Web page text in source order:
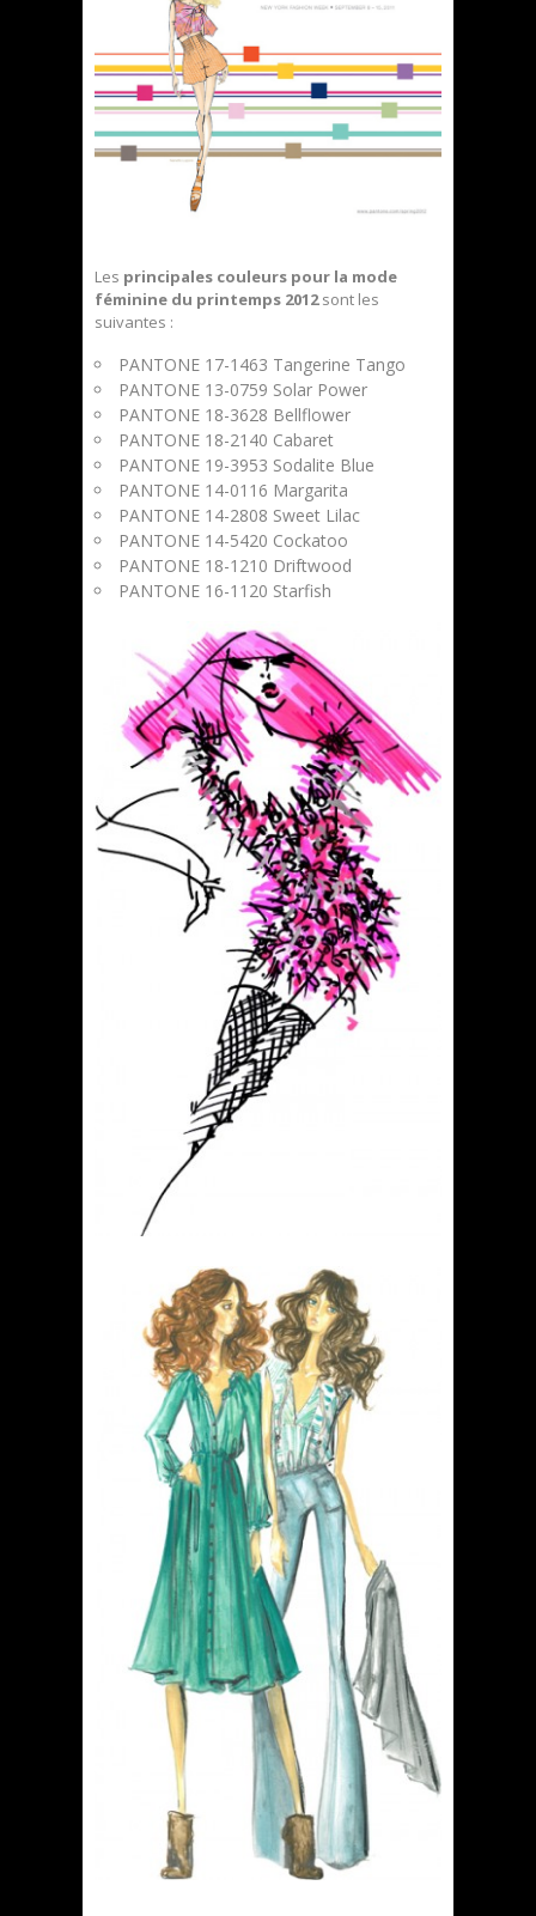
Les principales couleurs pour la mode
féminine du printemps 2012sont les
suivantes :
PANTONE 17-1463 Tangerine Tango
PANTONE 13-0759 Solar Power
PANTONE 18-3628 Bellflower
PANTONE 18-2140 Cabaret
PANTONE 19-3953 Sodalite Blue
PANTONE 14-0116 Margarita
PANTONE 14-2808 Sweet Lilac
PANTONE 14-5420 Cockatoo
PANTONE 18-1210 Driftwood
PANTONE 16-1120 Starfish